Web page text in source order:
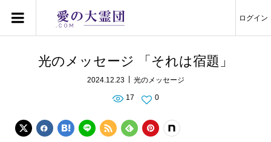
ログイン
光のメッセージ 「それは宿題」
2024.12.23 光のメッセージ
17 0